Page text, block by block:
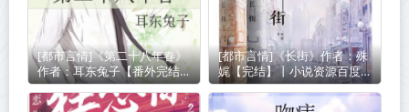
[都市言情]《第二十八年春》
作者：耳东兔子【番外完结】
丨小说资源百度网盘免费txt
下载
[都市言情]《长街》作者：殊
娓【完结】丨小说资源百度网
盘免费txt下载